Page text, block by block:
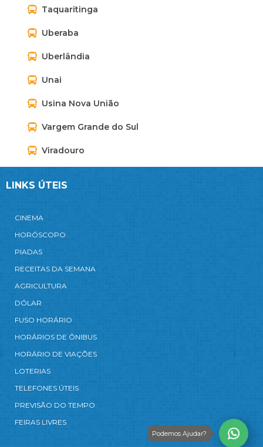
Taquaritinga
Uberaba
Uberlândia
Unai
Usina Nova União
Vargem Grande do Sul
Viradouro
LINKS ÚTEIS
CINEMA
HORÓSCOPO
PIADAS
RECEITAS DA SEMANA
AGRICULTURA
DÓLAR
FUSO HORÁRIO
HORÁRIOS DE ÔNIBUS
HORÁRIO DE VIAÇÕES
LOTERIAS
TELEFONES ÚTEIS
PREVISÃO DO TEMPO
FEIRAS LIVRES
Podemos Ajudar?